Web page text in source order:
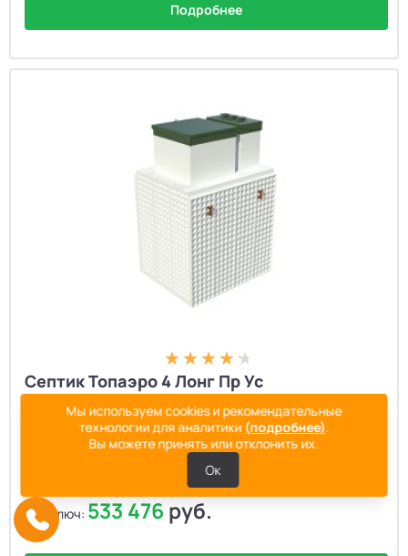
Подробнее
Септик Топаэро 4 Лонг Пр Ус
Количество пользователей:
20
Производительность, м³/сут:
Залповый сброс:
под ключ: 533 476 руб.
Мы используем cookies и рекомендательные
технологии для аналитики (подробнее).
Вы можете принять или отклонить их.
Ок